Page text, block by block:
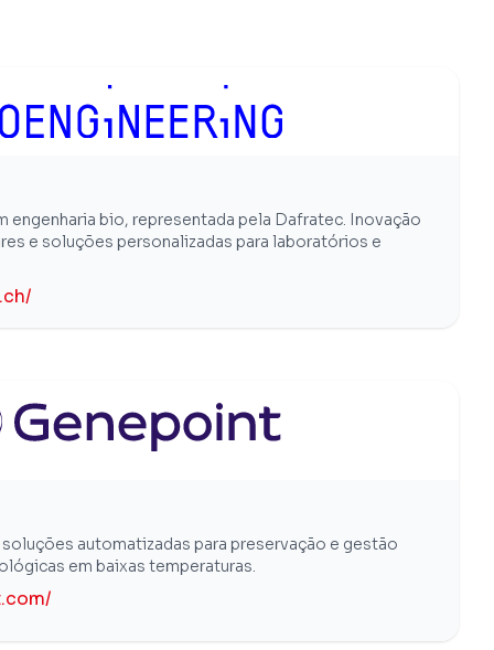
engenharia bio, representada pela Dafratec. Inovação
e soluções personalizadas para laboratórios e
automatizadas para preservação e gestão
em baixas temperaturas.